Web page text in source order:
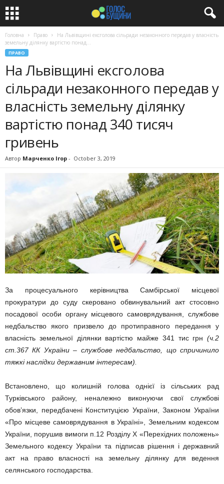
Головна Право
На Львівщині ексголова сільради незаконного передав у власність
земельну ділянку вартістю понад...
ПРАВО
На Львівщині ексголова
сільради незаконного передав у
власність земельну ділянку
вартістю понад 340 тисяч
гривень
Автор Марченко Ігор - October 3, 2019
За процесуального керівництва Самбірської місцевої
прокуратури до суду скеровано обвинувальний акт стосовно
посадової особи органу місцевого самоврядування, службове
недбальство якого призвело до протиправного передання у
власність земельної ділянки вартістю майже 341 тис грн (ч.2
ст.367 КК України – службове недбальство, що спричинило
тяжкі наслідки державним інтересам).
Встановлено, що колишній голова однієї із сільських рад
Турківського району, неналежно виконуючи свої службові
обов’язки, передбачені Конституцією України, Законом України
«Про місцеве самоврядування в Україні», Земельним кодексом
України, порушив вимоги п.12 Розділу Х «Перехідних положень»
Земельного кодексу України та підписав рішення і державний
акт на право власності на земельну ділянку для ведення
селянського господарства.